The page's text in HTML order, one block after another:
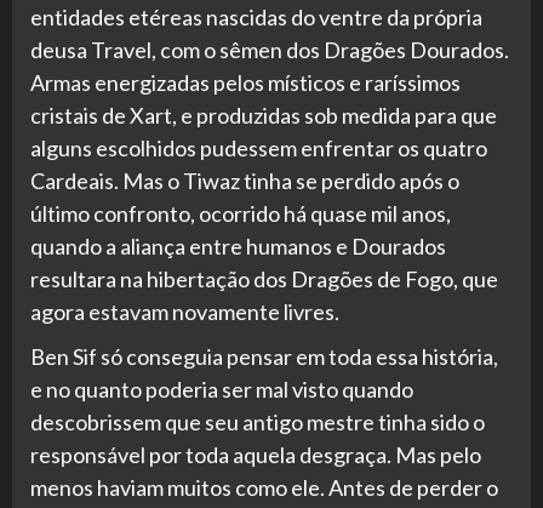
entidades etéreas nascidas do ventre da própria
deusa Travel, com o sêmen dos Dragões Dourados.
Armas energizadas pelos místicos e raríssimos
cristais de Xart, e produzidas sob medida para que
alguns escolhidos pudessem enfrentar os quatro
Cardeais. Mas o Tiwaz tinha se perdido após o
último confronto, ocorrido há quase mil anos,
quando a aliança entre humanos e Dourados
resultara na hibertação dos Dragões de Fogo, que
agora estavam novamente livres.
Ben Sif só conseguia pensar em toda essa história,
e no quanto poderia ser mal visto quando
descobrissem que seu antigo mestre tinha sido o
responsável por toda aquela desgraça. Mas pelo
menos haviam muitos como ele. Antes de perder o